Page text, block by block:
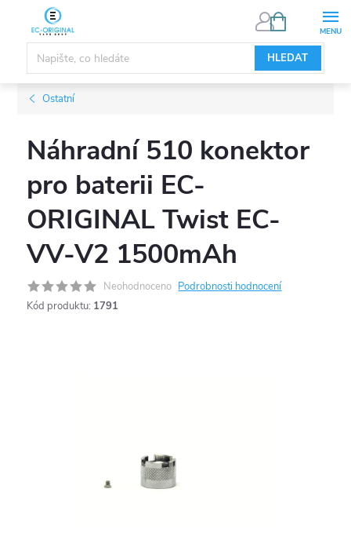
obsah
HLEDAT
NÁKUPNÍ
Ostatní
Náhradní 510 konektor
pro baterii EC-
ORIGINAL Twist EC-
VV-V2 1500mAh
Neohodnoceno Podrobnosti hodnocení
Kód produktu: 1791